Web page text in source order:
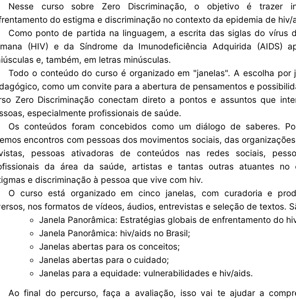
Nesse curso sobre Zero Discriminação, o objetivo é trazer
do estigma e discriminação no contexto da epidemia de hiv/
Como ponto de partida na linguagem, a escrita das siglas do vírus
(HIV) e da Síndrome da Imunodeficiência Adquirida (AIDS)
e, também, em letras minúsculas.
Todo o conteúdo do curso é organizado em "janelas". A escolha por
como um convite para a abertura de pensamentos e
Zero Discriminação conectam direto a pontos e assuntos que
especialmente profissionais de saúde.
Os conteúdos foram concebidos como um diálogo de saberes.
encontros com pessoas dos movimentos sociais, das
pessoas ativadoras de conteúdos nas redes sociais,
da área da saúde, artistas e tantas outras atuantes no
e discriminação à pessoa que vive com hiv.
O curso está organizado em cinco janelas, com curadoria e
nos formatos de vídeos, áudios, entrevistas e seleção de textos.
Janela Panorâmica: Estratégias globais de enfrentamento do
Janela Panorâmica: hiv/aids no Brasil;
Janelas abertas para os conceitos;
Janelas abertas para o cuidado;
Janelas para a equidade: vulnerabilidades e hiv/aids.
Ao final do percurso, faça a avaliação, isso vai te ajudar a